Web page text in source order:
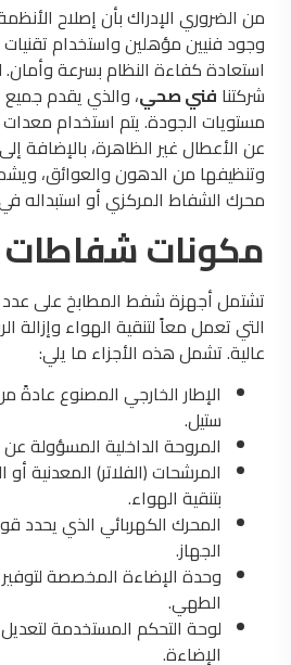
من الضروري الإدراك بأن إصلاح
وجود فنيين مؤهلين واستخدام تقنيات
استعادة كفاءة النظام بسرعة وأمان.
شركتنافني صحي، والذي يقدم جميع
مستويات الجودة. يتم استخدام
عن الأعطال غير الظاهرة، بالإضافة
وتنظيفها من الدهون والعوائق،
محرك الشفاط المركزي أو استبداله في
مكونات شفاطات
تشتمل أجهزة شفط المطابخ على عدد
التي تعمل معاً لتنقية الهواء وإزالة
عالية. تشمل هذه الأجزاء ما يلي:
الإطار الخارجي المصنوع عادةً من
ستيل.
المروحة الداخلية المسؤولة عن
المرشحات (الفلاتر) المعدنية أو
بتنقية الهواء.
المحرك الكهربائي الذي يحدد
الجهاز.
وحدة الإضاءة المخصصة لتوفير
الطهي.
لوحة التحكم المستخدمة لتعديل
الإضاءة.